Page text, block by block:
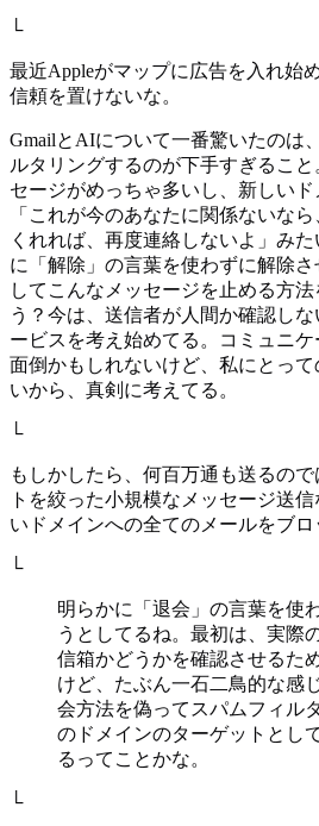
└
最近Appleがマップに広告を入れ始
信頼を置けないな。
GmailとAIについて一番驚いたのは
ルタリングするのが下手すぎるこ
セージがめっちゃ多いし、新しいド
「これが今のあなたに関係ないな
くれれば、再度連絡しないよ」み
に「解除」の言葉を使わずに解除
してこんなメッセージを止める方
う？今は、送信者が人間か確認し
ービスを考え始めてる。コミュニ
面倒かもしれないけど、私にとっ
いから、真剣に考えてる。
└
もしかしたら、何百万通も送るの
トを絞った小規模なメッセージ送
いドメインへの全てのメールをブロ
└
明らかに「退会」の言葉を使
うとしてるね。最初は、実際
信箱かどうかを確認させるた
けど、たぶん一石二鳥的な感
会方法を偽ってスパムフィル
のドメインのターゲットとし
るってことかな。
└